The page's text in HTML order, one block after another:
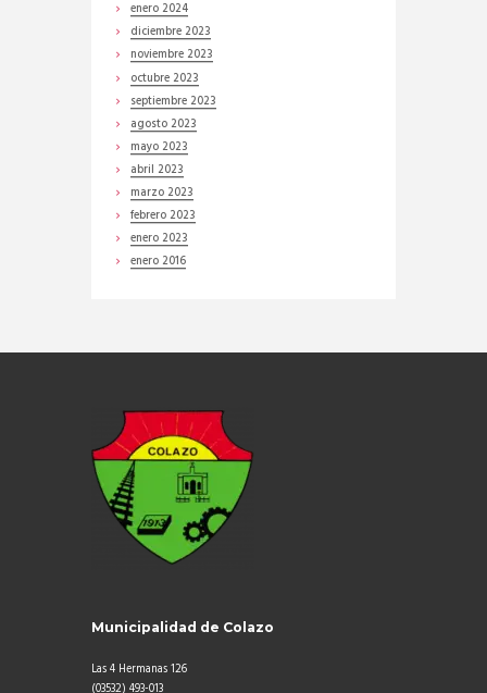
enero 2024
diciembre 2023
noviembre 2023
octubre 2023
septiembre 2023
agosto 2023
mayo 2023
abril 2023
marzo 2023
febrero 2023
enero 2023
enero 2016
Municipalidad de Colazo
Las 4 Hermanas 126
(03532) 493-013